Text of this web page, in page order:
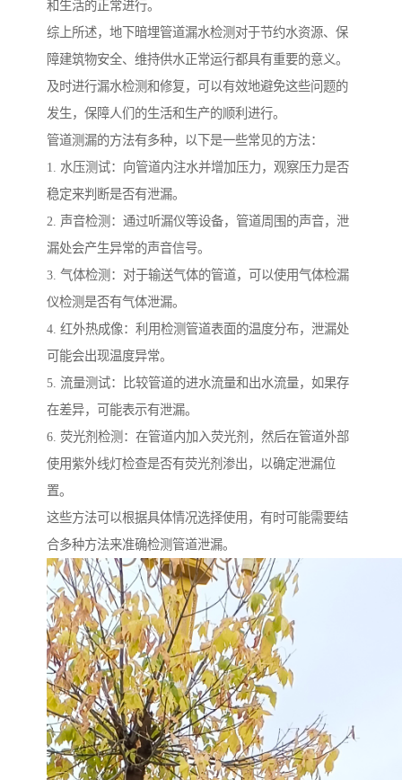
和生活的正常进行。
综上所述，地下暗埋管道漏水检测对于节约水资源、保
障建筑物安全、维持供水正常运行都具有重要的意义。
及时进行漏水检测和修复，可以有效地避免这些问题的
发生，保障人们的生活和生产的顺利进行。
管道测漏的方法有多种，以下是一些常见的方法：
1. 水压测试：向管道内注水并增加压力，观察压力是否
稳定来判断是否有泄漏。
2. 声音检测：通过听漏仪等设备，管道周围的声音，泄
漏处会产生异常的声音信号。
3. 气体检测：对于输送气体的管道，可以使用气体检漏
仪检测是否有气体泄漏。
4. 红外热成像：利用检测管道表面的温度分布，泄漏处
可能会出现温度异常。
5. 流量测试：比较管道的进水流量和出水流量，如果存
在差异，可能表示有泄漏。
6. 荧光剂检测：在管道内加入荧光剂，然后在管道外部
使用紫外线灯检查是否有荧光剂渗出，以确定泄漏位
置。
这些方法可以根据具体情况选择使用，有时可能需要结
合多种方法来准确检测管道泄漏。